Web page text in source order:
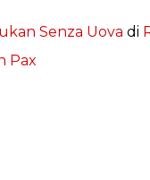
Senza Uova di
Pax